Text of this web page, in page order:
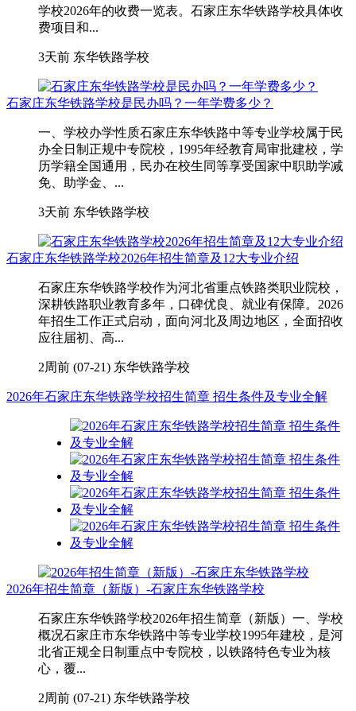
学校2026年的收费一览表。石家庄东华铁路学校具体收
费项目和...
3天前 东华铁路学校
石家庄东华铁路学校是民办吗？一年学费多少？
一、学校办学性质石家庄东华铁路中等专业学校属于民
办全日制正规中专院校，1995年经教育局审批建校，学
历学籍全国通用，民办在校生同等享受国家中职助学减
免、助学金、...
3天前 东华铁路学校
石家庄东华铁路学校2026年招生简章及12大专业介绍
石家庄东华铁路学校作为河北省重点铁路类职业院校，
深耕铁路职业教育多年，口碑优良、就业有保障。2026
年招生工作正式启动，面向河北及周边地区，全面招收
应往届初、高...
2周前 (07-21) 东华铁路学校
2026年石家庄东华铁路学校招生简章 招生条件及专业全解
2026年招生简章（新版）-石家庄东华铁路学校
石家庄东华铁路学校2026年招生简章（新版）一、学校
概况石家庄市东华铁路中等专业学校1995年建校，是河
北省正规全日制重点中专院校，以铁路特色专业为核
心，覆...
2周前 (07-21) 东华铁路学校